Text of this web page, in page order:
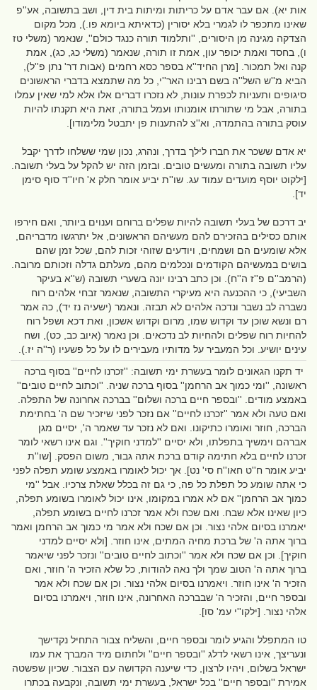
אות יא). אם עבר אדם על כריתות ומיתות בית דין, ושב בתשובה, אע''פ
שאינו מתכפר לו לגמרי בלא יסורין (כדאיתא ביומא פו.), מכל מקום
הצדקה מגינה מן היסורים, ''ותלמוד תורה כנגד כולם'', שנאמר (משלי טז
ו), בחסד ואמת יכופר עון, אמת זו תורה, שנאמר (משלי כג, כג), אמת
קנה ואל תמכור. [מרן החיד''א בספר כסא רחמים (אבות דר' נתן פ''ל),
הביא מ''ש השל''ה בשם רבינו האר''י, כל מה שתמצא בדברי הראשונים
סיגופים ותעניות לכפרת עונות, לא נזכרו דברים אלו אלא למי שאין עמלו
בתורה, אבל מי שתורתו אומנותו ועמל בתורה, זאת היא תקנתו להיות
עוסק בתורה בהתמדה, וא''צ להתענות פן יתבטל מלימודו].
יא אדם ששכר את חברו לילך בדרך, ונהרג, נכון שמי ששלחו לדרך יקבל
עליו תשובה בתורה ומעשים טובים. ובזמן הזה יש להקל על בעלי תשובה.
[ילקוט יוסף מועדים עמוד עג. שו''ת יביע אומר חלק א' חיו''ד סוף סימן
יד].
יב דרכם של בעלי תשובה להיות שפלים ברוחם וענוים ביותר, ואם חירפו
אותם כסילים בהזכירם להם מעשיהם הראשונים, אל יתרגשו מדבריהם,
אלא שומעים הם ושמחים, ויודעים שזוהי זכות להם, שכל זמן שהם
בושים במעשיהם הקודמים ונכלמים מהם, מעלתם גדלה וזכותם מרובה.
(הרמב''ם פ''ז ה''ח). וכן כתב רבינו יונה בשערי תשובה (ש''א בעיקר
השביעי), כי ההכנעה היא מעיקרי התשובה, שנאמר זבחי אלהים רוח
נשברה לב נשבר ונדכה אלהים לא תבזה. ונאמר (ישעיה נז יד), כה אמר
רם ונשא שוכן עד וקדוש שמו, מרום וקדוש אשכון, ואת דכא ושפל רוח
להחיות רוח שפלים ולהחיות לב נדכאים. וכן נאמר (איוב כב, כט), ושח
עינים יושיע. וכל המעביר על מדותיו מעבירים לו על כל פשעיו (ר''ה יז.).
יד תקנו הגאונים לומר בעשרת ימי תשובה: ''זכרנו לחיים'' בסוף ברכה
ראשונה, ''ומי כמוך אב הרחמן'' בסוף ברכה שניה. ''וכתוב לחיים טובים''
באמצע מודים. ''ובספר חיים ברכה ושלום'' בברכה אחרונה של התפלה.
ואם טעה ולא אמר ''זכרנו לחיים'' אם נזכר לפני שיזכיר שם ה' בחתימת
הברכה, חוזר ואומרו כתיקונו. ואם לא נזכר עד שאמר ה', יסיים מגן
אברהם וימשיך בתפלתו, ולא יסיים ''למדני חוקיך''. וגם אינו רשאי לומר
זכרנו לחיים בלא חתימה קודם ברכת אתה גבור, משום הפסק. [שו''ת
יביע אומר ח''ט חאו''ח סי' נט]. אך יכול לאומרו באמצע שומע תפלה לפני
כי אתה שומע כל תפלת כל פה, כי גם זה בכלל שאלת צרכיו. אבל ''מי
כמוך אב הרחמן'' אם לא אמרו במקומו, אינו יכול לאומרו בשומע תפלה,
כיון שאינו אלא שבח. ואם שכח ולא אמר זכרנו לחיים בשומע תפלה,
יאמרנו בסיום אלהי נצור. וכן אם שכח ולא אמר מי כמוך אב הרחמן ואמר
ברוך אתה ה' של ברכת מחיה המתים, אינו חוזר. [ולא יסיים למדני
חוקיך]. וכן אם שכח ולא אמר ''וכתוב לחיים טובים'' ונזכר לפני שיאמר
ברוך אתה ה' הטוב שמך ולך נאה להודות, כל שלא הזכיר ה' חוזר, ואם
הזכיר ה' אינו חוזר. ויאמרנו בסיום אלהי נצור. וכן אם שכח ולא אמר
ובספר חיים, והזכיר ה' שבברכה האחרונה, אינו חוזר, ויאמרנו בסיום
אלהי נצור. [ילקו''י עמ' סו].
טו המתפלל והגיע לומר ובספר חיים, והשליח צבור התחיל נקדישך
ונעריצך, אינו רשאי לדלג ''ובספר חיים'' ולחתום מיד המברך את עמו
ישראל בשלום, ויהיו לרצון, כדי שיענה הקדושה עם הצבור. שכיון שפשטה
אמירת ''ובספר חיים'' בכל ישראל, בעשרת ימי תשובה, ונקבעה בכתרו